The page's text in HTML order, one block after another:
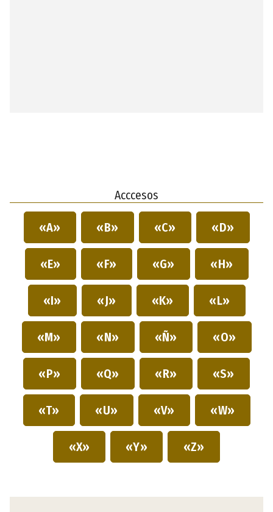
Acccesos
«A» «B» «C» «D»
«E» «F» «G» «H»
«I» «J» «K» «L»
«M» «N» «Ñ» «O»
«P» «Q» «R» «S»
«T» «U» «V» «W»
«X» «Y» «Z»